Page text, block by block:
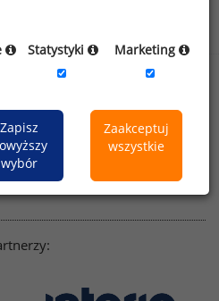
Polityka
prywatności
English version
Statystyki Marketing
Zapisz
wybór
Zaakceptuj
wszystkie